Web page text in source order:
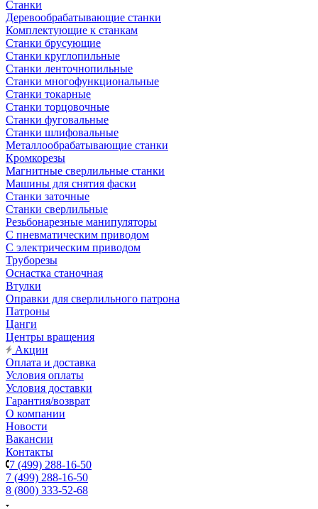
Станки
Деревообрабатывающие станки
Комплектующие к станкам
Станки брусующие
Станки круглопильные
Станки ленточнопильные
Станки многофункциональные
Станки токарные
Станки торцовочные
Станки фуговальные
Станки шлифовальные
Металлообрабатывающие станки
Кромкорезы
Магнитные сверлильные станки
Машины для снятия фаски
Станки заточные
Станки сверлильные
Резьбонарезные манипуляторы
С пневматическим приводом
С электрическим приводом
Труборезы
Оснастка станочная
Втулки
Оправки для сверлильного патрона
Патроны
Цанги
Центры вращения
Акции
Оплата и доставка
Условия оплаты
Условия доставки
Гарантия/возврат
О компании
Новости
Вакансии
Контакты
7 (499) 288-16-50
7 (499) 288-16-50
8 (800) 333-52-68